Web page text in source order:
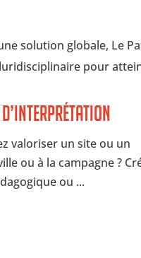
solution globale, Le
pour
valoriser un site ou un
ou à la campagne ?
ou ...